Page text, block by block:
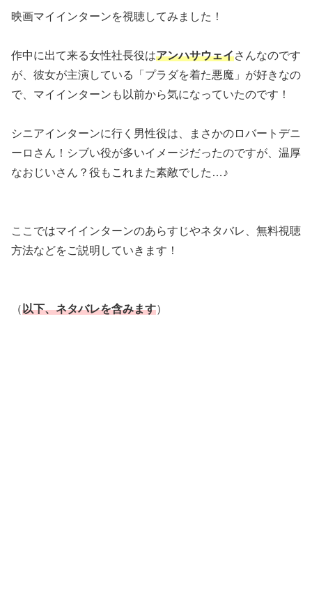
映画マイインターンを視聴してみました！
作中に出て来る女性社長役はアンハサウェイさんなのです
が、彼女が主演している「プラダを着た悪魔」が好きなの
で、マイインターンも以前から気になっていたのです！
シニアインターンに行く男性役は、まさかのロバートデニ
ーロさん！シブい役が多いイメージだったのですが、温厚
なおじいさん？役もこれまた素敵でした…♪
ここではマイインターンのあらすじやネタバレ、無料視聴
方法などをご説明していきます！
（以下、ネタバレを含みます）